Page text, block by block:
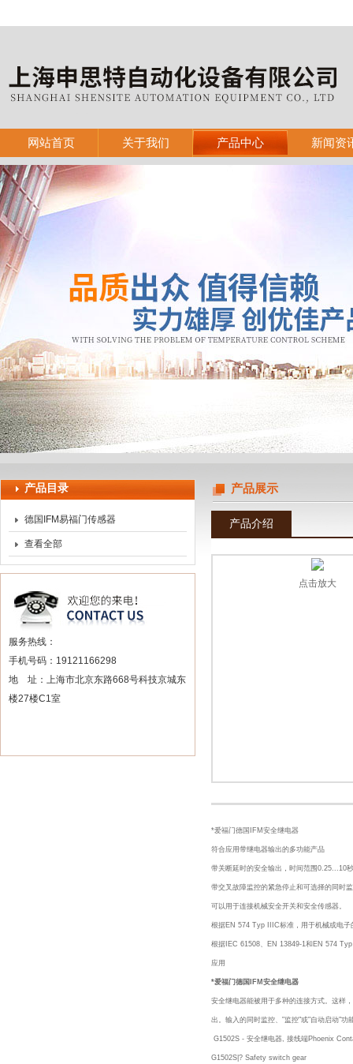
上海申思特自动化设备有限公司
网站首页 关于我们 产品中心 新闻资
产品目录
德国IFM易福门传感器
查看全部
服务热线：
手机号码：19121166298
地 址：上海市北京东路668号科技京城东
楼27楼C1室
产品展示
产品介绍
点击放大
*爱福门德国IFM安全继电器
符合应用带继电器输出的多功能产品
带关断延时的安全输出，时间范围0.25...10
带交叉故障监控的紧急停止和可选择的同时
可以用于连接机械安全开关和安全传感器。
根据EN 574 Typ IIIC标准，用于机械或电子
根据IEC 61508、EN 13849-1和EN 574
应用
*爱福门德国IFM安全继电器
安全继电器能被用于多种的连接方式。这样
出。输入的同时监控、"监控"或"自动启动"
G1502S - 安全继电器, 接线端Phoenix
G1502S|? Safety switch gear